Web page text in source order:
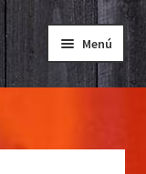
Menú